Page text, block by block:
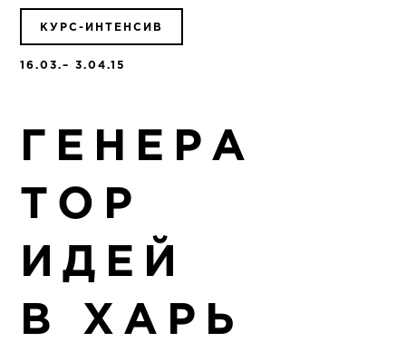
КУРС-ИНТЕНСИВ
16.03.– 3.04.15
ГЕНЕРА
ТОР
ИДЕЙ
В ХАРЬ